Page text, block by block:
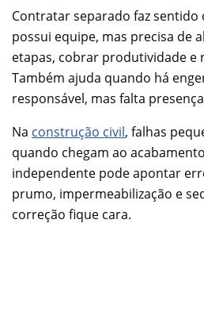
Contratar separado faz sentido
possui equipe, mas precisa de
etapas, cobrar produtividade e
Também ajuda quando há
responsável, mas falta
Na construção civil, falhas
quando chegam ao
independente pode apontar
prumo, impermeabilização e
correção fique cara.